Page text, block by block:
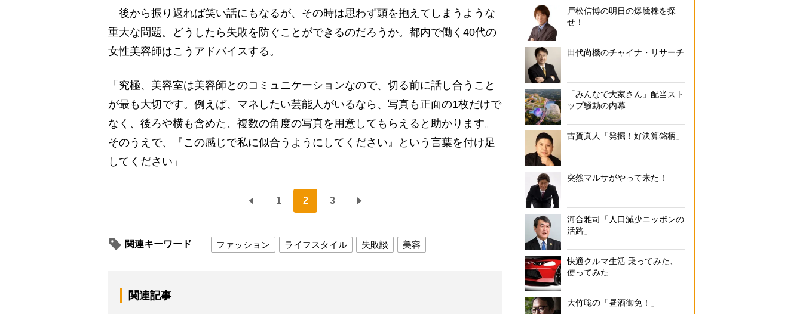
後から振り返れば笑い話にもなるが、その時は思わず頭を抱えてしまうような
重大な問題。どうしたら失敗を防ぐことができるのだろうか。都内で働く40代の
女性美容師はこうアドバイスする。
「究極、美容室は美容師とのコミュニケーションなので、切る前に話し合うこと
が最も大切です。例えば、マネしたい芸能人がいるなら、写真も正面の1枚だけで
なく、後ろや横も含めた、複数の角度の写真を用意してもらえると助かります。
そのうえで、『この感じで私に似合うようにしてください』という言葉を付け足
してください」
1 2 3
関連キーワード ファッション ライフスタイル 失敗談 美容
関連記事
戸松信博の明日の爆騰株を探
せ！
田代尚機のチャイナ・リサーチ
「みんなで大家さん」配当スト
ップ騒動の内幕
古賀真人「発掘！好決算銘柄」
突然マルサがやって来た！
河合雅司「人口減少ニッポンの
活路」
快適クルマ生活 乗ってみた、
使ってみた
大竹聡の「昼酒御免！」